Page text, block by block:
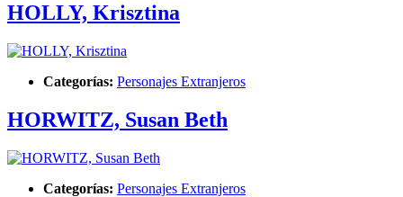
HOLLY, Krisztina
Categorías: Personajes Extranjeros
HORWITZ, Susan Beth
Categorías: Personajes Extranjeros